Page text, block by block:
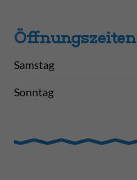
Öffnungs­zeiten
Samstag
Sonntag